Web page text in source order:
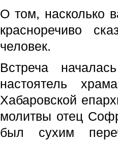
О том, насколько
красноречиво
человек.
Встреча
настоятель
Хабаровской
молитвы отец
был сухим